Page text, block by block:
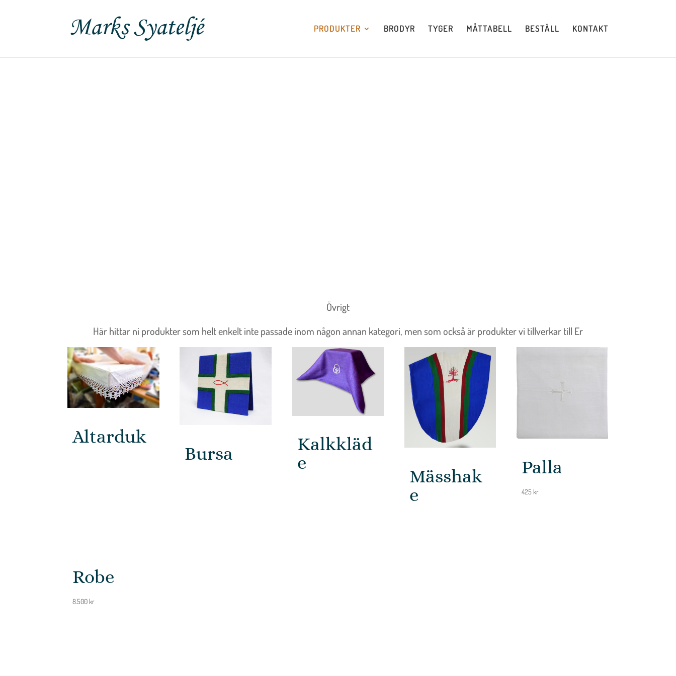
PRODUKTER BRODYR TYGER MÅTTABELL BESTÄLL KONTAKT
Övrigt
Här hittar ni produkter som helt enkelt inte passade inom någon annan kategori, men som också är produkter vi tillverkar till Er
Altarduk
Bursa
Kalkkläd
e
Mässhak
e
Palla
425 kr
Robe
8.500 kr